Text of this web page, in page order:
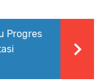
Progres